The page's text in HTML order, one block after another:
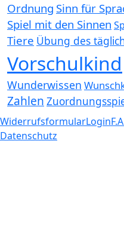
Ordnung Sinn für
Spiel mit den Sinnen
Tiere Übung des
Vorschulkind
Wunderwissen
Zahlen
WiderrufsformularLogin
Datenschutz